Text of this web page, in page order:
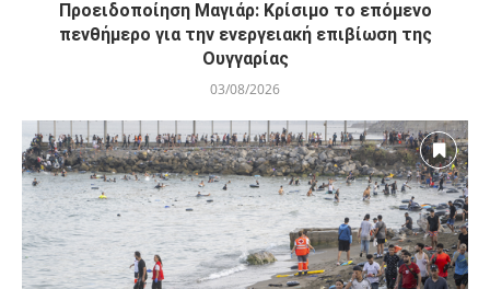
Προειδοποίηση Μαγιάρ: Κρίσιμο το επόμενο
πενθήμερο για την ενεργειακή επιβίωση της
Ουγγαρίας
03/08/2026